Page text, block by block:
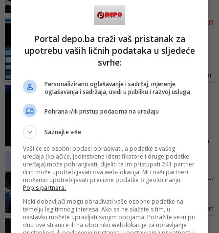
moćno...
taj dio borbe u ovoj parnici čini se
da je i ključan. Na prvom
saslušanju se nije pojavio Hayin
poslao trojicu najboljih advokata
VIDEO/ ALMI TUCAKOVIĆ ŽIVOT
Bosanska pjevačica se
poslije tri sedmice udala
Što se tiče estrade, oprostila sam
se od nje. Bar godinu dana. Ne
želim više da pjevam jer sam se
život koji mogu da izgradim,
VIDEO/ SAZNALA ISTINU O
Isplivali uznemirujući
da je Latifa bila žrtva ucjene i da
su morali da je spasavaju i vrate u
Dubai, ali priča je, zapravo,
drugačija...
VIDEO/ 'KUPI NAS ALI'
Bogati šeik stigao u
Bosnu sa vrećama novca...
Upoznajemo šeika koji stiže u
Bosnu s vrećama novca, spreman
potrošiti ih na izvore čiste vode,
hotele, gradove, nogometne
NAKON INCIDENTA NA
Portal depo.ba traži vaš pristanak za
upotrebu vaših ličnih podataka u sljedeće
svrhe:
Personalizirano oglašavanje i sadržaj, mjerenje
oglašavanja i sadržaja, uvidi u publiku i razvoj usluga
Pohrana i/ili pristup podacima na uređaju
Saznajte više
Vaši će se osobni podaci obrađivati, a podatke s vašeg
uređaja (kolačiće, jedinstvene identifikatore i druge podatke
uređaja) može pohranjivati, dijeliti te im pristupati 241 partner
ili ih može upotrebljavati ova web-lokacija. Mi i naši partneri
možemo upotrebljavati precizne podatke o geolociranju.
Popis partnera.
Neki dobavljači mogu obrađivati vaše osobne podatke na
temelju legitimnog interesa. Ako se ne slažete s tim, u
nastavku možete upravljati svojim opcijama. Potražite vezu pri
dnu ove stranice ili na izborniku web-lokacije za upravljanje